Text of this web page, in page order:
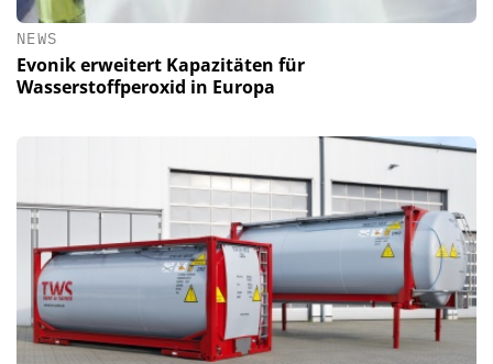
NEWS
Evonik erweitert Kapazitäten für
Wasserstoffperoxid in Europa